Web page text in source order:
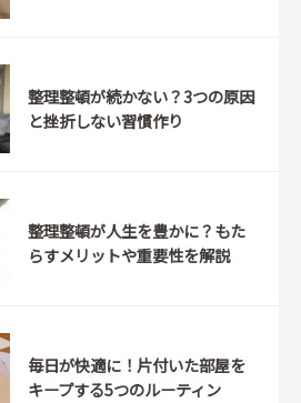
整理整頓が続かない？3つの原因
と挫折しない習慣作り
整理整頓が人生を豊かに？もた
らすメリットや重要性を解説
毎日が快適に！片付いた部屋を
キープする5つのルーティン